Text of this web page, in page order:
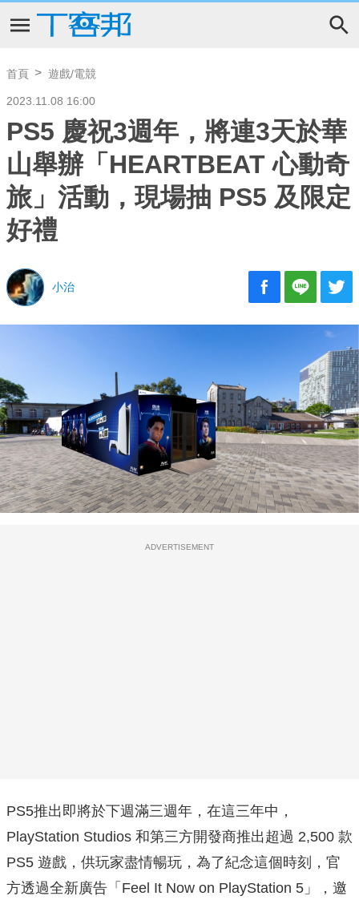
首頁 遊戲/電競
2023.11.08 16:00
PS5 慶祝3週年，將連3天於華
山舉辦「HEARTBEAT 心動奇
旅」活動，現場抽 PS5 及限定
好禮
小治
ADVERTISEMENT
PS5推出即將於下週滿三週年，在這三年中，
PlayStation Studios 和第三方開發商推出超過 2,500 款
PS5 遊戲，供玩家盡情暢玩，為了紀念這個時刻，官
方透過全新廣告「Feel It Now on PlayStation 5」，邀